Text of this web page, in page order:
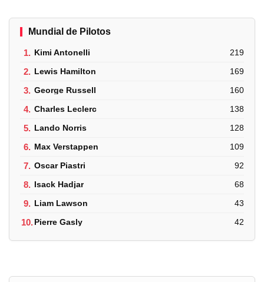
Mundial de Pilotos
1. Kimi Antonelli 219
2. Lewis Hamilton 169
3. George Russell 160
4. Charles Leclerc 138
5. Lando Norris 128
6. Max Verstappen 109
7. Oscar Piastri 92
8. Isack Hadjar 68
9. Liam Lawson 43
10.Pierre Gasly 42